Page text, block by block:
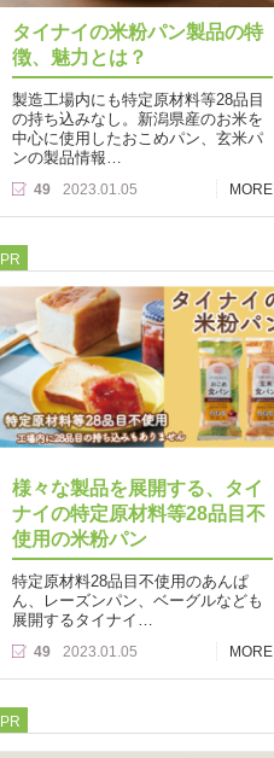
タイナイの米粉パン製品の特
徴、魅力とは？
製造工場内にも特定原材料等28品目
の持ち込みなし。新潟県産のお米を
中心に使用したおこめパン、玄米パ
ンの製品情報…
49 2023.01.05 MORE
PR
様々な製品を展開する、タイ
ナイの特定原材料等28品目不
使用の米粉パン
特定原材料28品目不使用のあんぱ
ん、レーズンパン、ベーグルなども
展開するタイナイ…
49 2023.01.05 MORE
PR